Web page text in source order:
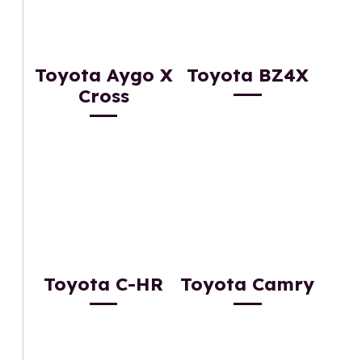
Toyota Aygo X
Cross
Toyota BZ4X
Toyota C-HR Toyota Camry